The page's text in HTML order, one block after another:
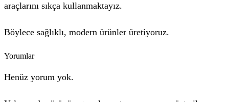
araçlarını sıkça kullanmaktayız.
Böylece sağlıklı, modern ürünler üretiyoruz.
Yorumlar
Henüz yorum yok.